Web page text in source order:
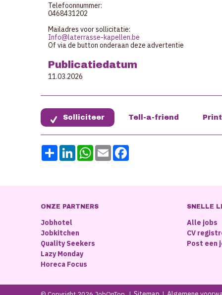
Telefoonnummer:
0468431202
Mailadres voor sollicitatie:
Info@laterrasse-kapellen.be
Of via de button onderaan deze advertentie
Publicatiedatum
11.03.2026
Share LinkedInWhatsApp
Email
ONZE PARTNERS
Jobhotel
Jobkitchen
Quality Seekers
Lazy Monday
Horeca Focus
SNELLE
Alle jobs
CV
Post een